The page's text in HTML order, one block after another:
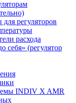
регуляторов
расхода
себя» (регулятор
INDIV X AMR